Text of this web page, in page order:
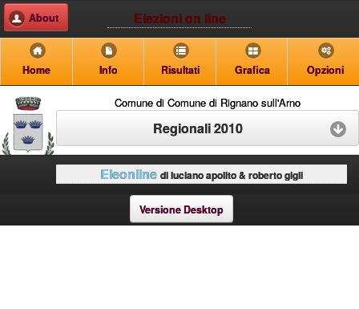
Elezioni on line
About
Home Info Risultati Grafica Opzioni
Comune di Comune di Rignano sull'Arno
Regionali 2010
Eleonline di luciano apolito & roberto gigli
Versione Desktop